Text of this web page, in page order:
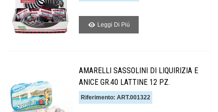
Leggi Di Piú
AMARELLI SASSOLINI DI LIQUIRIZIA E
ANICE GR.40 LATTINE 12 PZ.
Riferimento: ART.001322